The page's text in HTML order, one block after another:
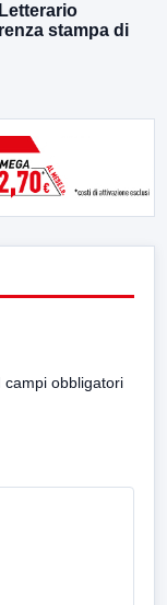
stampa di
campi obbligatori